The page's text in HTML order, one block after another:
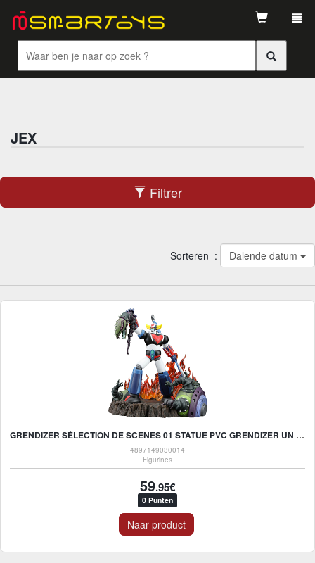
JEX
Filtrer
Sorteren : Dalende datum
GRENDIZER SÉLECTION DE SCÈNES 01 STATUE PVC GRENDIZER UN CRI DE VICTOIRE 14 CM
4897149030014
Figurines
59.95€
0 Punten
Naar product